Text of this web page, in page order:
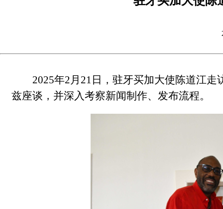
2025年2月21日，驻牙买加大使陈道江走
兹座谈，并深入考察新闻制作、发布流程。